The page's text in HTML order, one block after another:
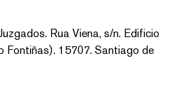
Rua Viena, s/n. Edificio
Fontiñas). 15707. Santiago de